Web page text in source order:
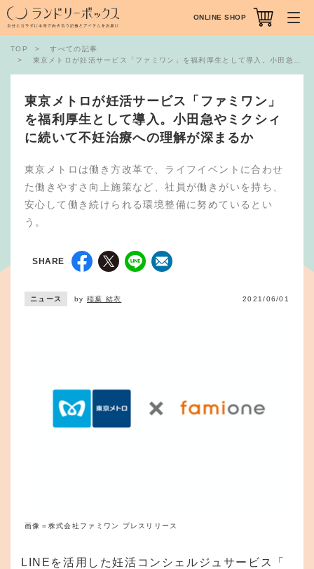
TOP
すべての記事
東京メトロが妊活サービス「ファミワン」を福利厚生として導入。小田急やミクシィに続いて不妊治療への理解が深まるか
東京メトロが妊活サービス「ファミワン」
を福利厚生として導入。小田急やミクシィ
に続いて不妊治療への理解が深まるか
東京メトロは働き方改革で、ライフイベントに合わせ
た働きやすさ向上施策など、社員が働きがいを持ち、
安心して働き続けられる環境整備に努めているとい
う。
SHARE
ニュース by 稲葉 結衣 2021/06/01
画像＝株式会社ファミワン プレスリリース
LINEを活用した妊活コンシェルジュサービス「
ONLINE SHOP